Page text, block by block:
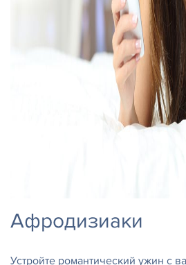
Афродизиаки
Устройте романтический ужин с